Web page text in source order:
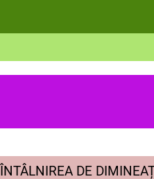
ÎNTÂLNIREA DE